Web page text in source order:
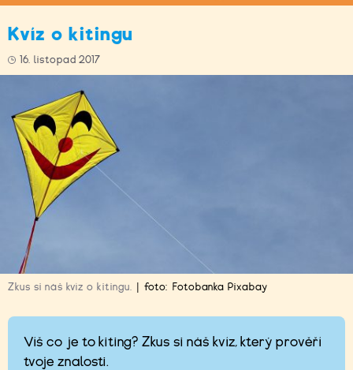
Kvíz o kitingu
16. listopad 2017
Zkus si náš kvíz o kitingu. foto: Fotobanka Pixabay
Víš co je to kiting? Zkus si náš kvíz, který prověří
tvoje znalosti.